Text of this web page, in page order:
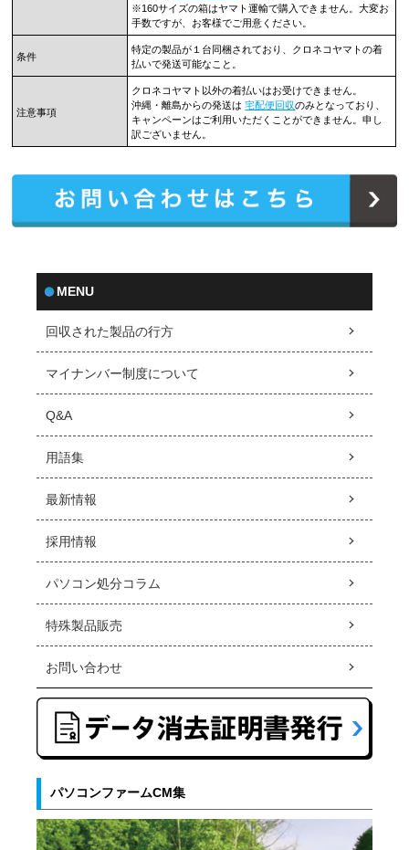
※160サイズの箱はヤマト運輸で購入できません。大変お
手数ですが、お客様でご用意ください。
条件
特定の製品が１台同梱されており、クロネコヤマトの着
払いで発送可能なこと。
注意事項
クロネコヤマト以外の着払いはお受けできません。
沖縄・離島からの発送は宅配便回収のみとなっており、
キャンペーンはご利用いただくことができません。申し
訳ございません。
MENU
回収された製品の行方
マイナンバー制度について
Q&A
用語集
最新情報
採用情報
パソコン処分コラム
特殊製品販売
お問い合わせ
パソコンファームCM集